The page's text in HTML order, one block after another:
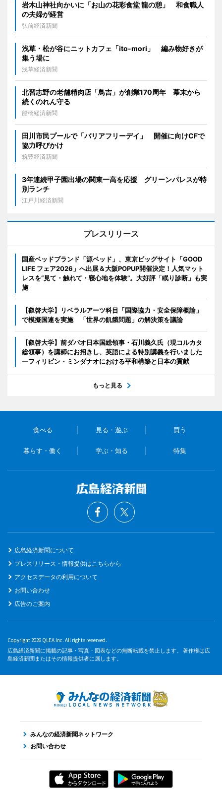
岩木山神社向かいに「お山の花彩食堂 龍の憩」 和食職人
の夫婦が経営
弘前経済新聞
浅草・松が谷にニットカフェ「ito-mori」 編み物好きが
集う場に
浅草経済新聞
北習志野の老舗精肉店「鳥吉」が創業170周年 幕末から
続くのれん守る
船橋経済新聞
田川市民プールで「バリアフリーデイ」 開催に向けCFで
協力呼びかけ
筑豊経済新聞
3年連続甲子園出場の関東一高を応援 グリーンパレスが特
別ランチ
江戸川経済新聞
プレスリリース
国産ベッドブランド「源ベッド」、東京ビッグサイト「GOOD
LIFE フェア2026」へ出展＆大阪POPUP開催決定！人気マット
レスを“見て・触れて・寝心地を体験”。大好評「眠り診断」も実
施
【叡啓大学】リベラルアーツ科目「国際協力・安全保障概論」
で模擬国連を実施 「世界の飢餓問題」の解決策を議論
【叡啓大学】前ダバオ日本国総領事・石川義久氏（現コルカタ
総領事）を講師にお招きし、英語による特別講義を行いました
―フィリピン・ミンダナオにおける平和構築と日本の貢献
もっと見る
食べる 見る・遊ぶ 買う
暮らす・働く 学ぶ・知る 特集
広島経済新聞について
プレスリリース・情報提供はこちらから
アクセスデータの利用について
お問い合わせ
広告のご案内
Copyright 2026 QLEA Inc. All rights reserved.
広島経済新聞に掲載の記事・写真・図表などの無断転載を禁止します。 著作権は広
島経済新聞またはその情報提供者に属します。
みんなの経済新聞ネットワーク
お問い合わせ